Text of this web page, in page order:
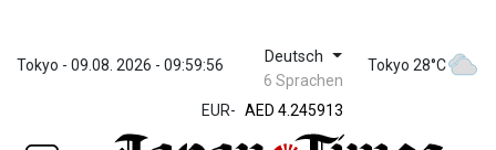
Tokyo - 09.08. 2026 - 09:59:56 Deutsch
6 Sprachen
Tokyo 28°C
EUR-
ZWL 372.275202
AED 4.245913
AED 4.245913
AFN 76.887634